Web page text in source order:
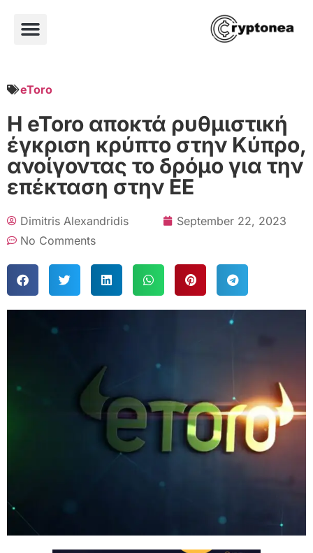
eToro
Η eToro αποκτά ρυθμιστική
έγκριση κρύπτo στην Κύπρο,
ανοίγοντας το δρόμο για την
επέκταση στην ΕΕ
Dimitris Alexandridis
September 22, 2023
No Comments